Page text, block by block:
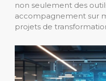
non seulement des
accompagnement sur
projets de